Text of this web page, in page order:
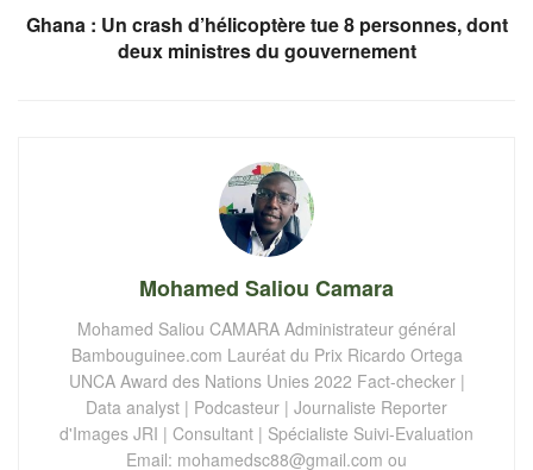
Ghana : Un crash d’hélicoptère tue 8 personnes, dont
deux ministres du gouvernement
Mohamed Saliou Camara
Mohamed Saliou CAMARA Administrateur général
Bambouguinee.com Lauréat du Prix Ricardo Ortega
UNCA Award des Nations Unies 2022 Fact-checker |
Data analyst | Podcasteur | Journaliste Reporter
d'Images JRI | Consultant | Spécialiste Suivi-Evaluation
Email: mohamedsc88@gmail.com ou